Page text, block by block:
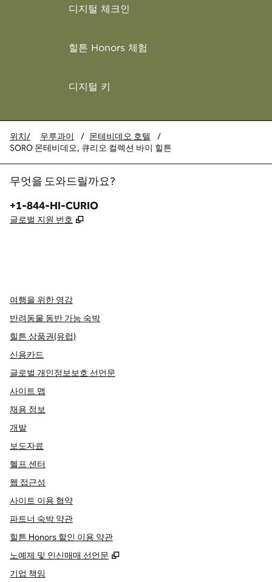
디지털 체크인
힐튼 Honors 체험
디지털 키
위치/ 우루과이 / 몬테비데오 호텔
/
SORO 몬테비데오, 큐리오 컬렉션 바이 힐튼
무엇을 도와드릴까요?
전화:
+1-844-HI-CURIO
글로벌 지원 번호 ,
여행을 위한 영감
반려동물 동반 가능 숙박
힐튼 상품권(유럽)
신용카드
글로벌 개인정보보호 선언문
사이트 맵
채용 정보
개발
보도자료
헬프 센터
웹 접근성
사이트 이용 협약
파트너 숙박 약관
힐튼 Honors 할인 이용 약관
노예제 및 인신매매 선언문
,
기업 책임